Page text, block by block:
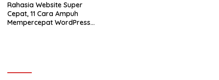
Rahasia Website Super
Cepat, 11 Cara Ampuh
Mempercepat WordPress